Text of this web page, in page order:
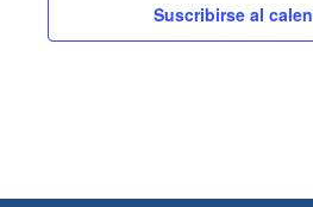
Suscribirse al